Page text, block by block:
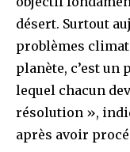
désert. Surtout
problèmes
planète, c’est
lequel chacun
résolution »,
après avoir